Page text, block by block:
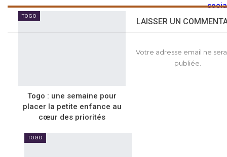
TOGO
Togo : une semaine pour
placer la petite enfance au
cœur des priorités
TOGO
LAISSER UN
Votre adresse email ne
publiée.